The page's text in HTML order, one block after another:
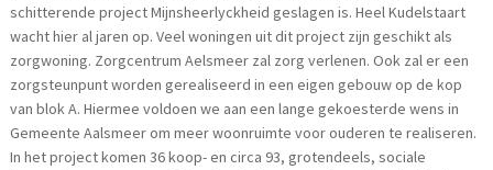
schitterende project Mijnsheerlyckheid geslagen is. Heel Kudelstaart
wacht hier al jaren op. Veel woningen uit dit project zijn geschikt als
zorgwoning. Zorgcentrum Aelsmeer zal zorg verlenen. Ook zal er een
zorgsteunpunt worden gerealiseerd in een eigen gebouw op de kop
van blok A. Hiermee voldoen we aan een lange gekoesterde wens in
Gemeente Aalsmeer om meer woonruimte voor ouderen te realiseren.
In het project komen 36 koop- en circa 93, grotendeels, sociale